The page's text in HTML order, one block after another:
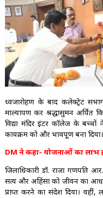
ध्वजारोहण के बाद कलेक्ट्रेट
माल्यार्पण कर श्रद्धासुमन अर्पित
विद्या मंदिर इंटर कॉलेज के बच्चों
कार्यक्रम को और भावपूर्ण बना दिया।
DM ने कहा- योजनाओं का लाभ
जिलाधिकारी डॉ. राजा गणपति
सत्य और अहिंसा को जीवन का
प्राप्त करने का संदेश दिया। वहीं,